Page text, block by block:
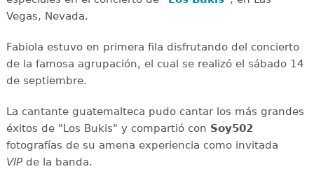
Vegas, Nevada.
Fabiola estuvo en primera fila disfrutando del concierto
de la famosa agrupación, el cual se realizó el sábado 14
de septiembre.
La cantante guatemalteca pudo cantar los más grandes
éxitos de "Los Bukis" y compartió con Soy502
fotografías de su amena experiencia como invitada
VIPde la banda.